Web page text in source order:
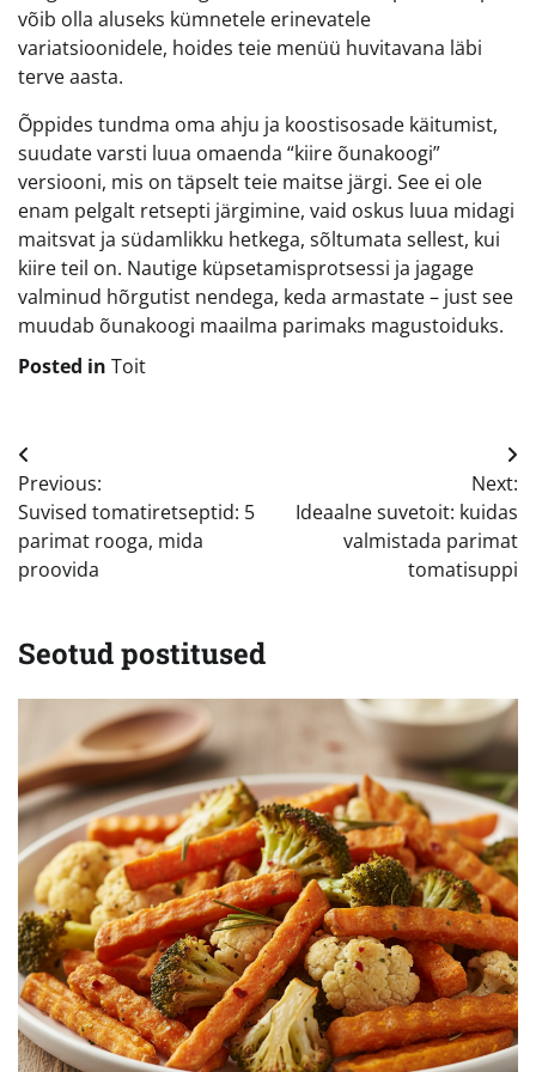
võib olla aluseks kümnetele erinevatele
variatsioonidele, hoides teie menüü huvitavana läbi
terve aasta.
Õppides tundma oma ahju ja koostisosade käitumist,
suudate varsti luua omaenda “kiire õunakoogi”
versiooni, mis on täpselt teie maitse järgi. See ei ole
enam pelgalt retsepti järgimine, vaid oskus luua midagi
maitsvat ja südamlikku hetkega, sõltumata sellest, kui
kiire teil on. Nautige küpsetamisprotsessi ja jagage
valminud hõrgutist nendega, keda armastate – just see
muudab õunakoogi maailma parimaks magustoiduks.
Posted in Toit
Navigeerimine
Previous:
Suvised tomatiretseptid: 5
parimat rooga, mida
proovida
Next:
Ideaalne suvetoit: kuidas
valmistada parimat
tomatisuppi
Seotud postitused